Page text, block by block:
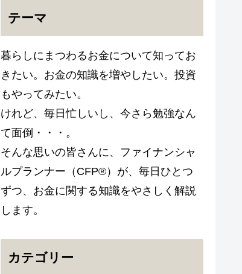
テーマ
暮らしにまつわるお金について知ってお
きたい。お金の知識を増やしたい。投資
もやってみたい。
けれど、毎日忙しいし、今さら勉強なん
て面倒・・・。
そんな思いの皆さんに、ファイナンシャ
ルプランナー（CFP®）が、毎日ひとつ
ずつ、お金に関する知識をやさしく解説
します。
カテゴリー